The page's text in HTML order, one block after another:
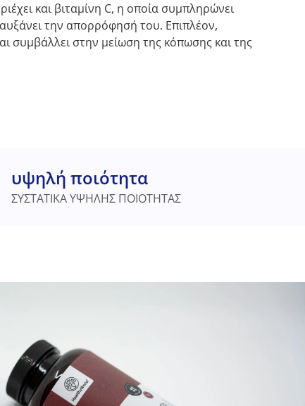
και βιταμίνη C, η οποία συμπληρώνει
την απορρόφησή του. Επιπλέον,
συμβάλλει στην μείωση της κόπωσης και της
υψηλή ποιότητα
ΣΥΣΤΑΤΙΚΑ ΥΨΗΛΗΣ ΠΟΙΟΤΗΤΑΣ